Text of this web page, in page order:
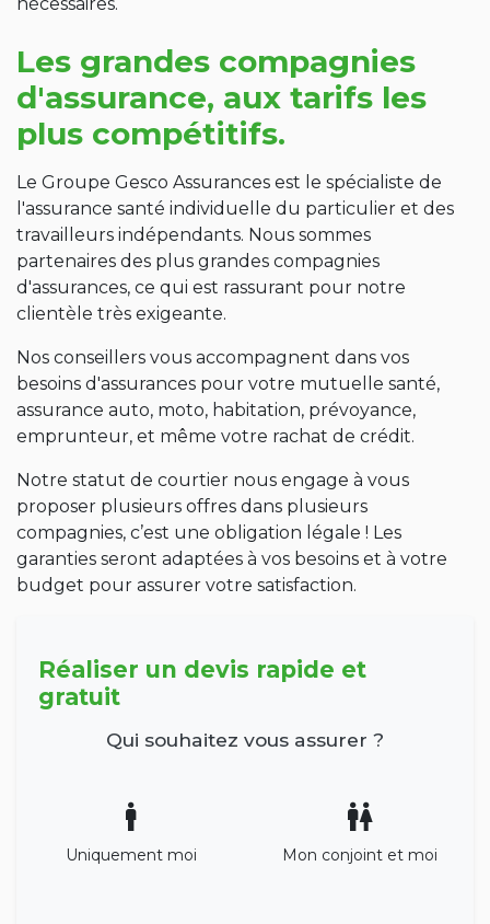
Les grandes compagnies
d'assurance, aux tarifs les
plus compétitifs.
Le Groupe Gesco Assurances est le spécialiste de
l'assurance santé individuelle du particulier et des
travailleurs indépendants. Nous sommes
partenaires des plus grandes compagnies
d'assurances, ce qui est rassurant pour notre
clientèle très exigeante.
Nos conseillers vous accompagnent dans vos
besoins d'assurances pour votre mutuelle santé,
assurance auto, moto, habitation, prévoyance,
emprunteur, et même votre rachat de crédit.
Notre statut de courtier nous engage à vous
proposer plusieurs offres dans plusieurs
compagnies, c’est une obligation légale ! Les
garanties seront adaptées à vos besoins et à votre
budget pour assurer votre satisfaction.
Réaliser un devis rapide et
gratuit
Qui souhaitez vous assurer ?
Uniquement moi Mon conjoint et moi